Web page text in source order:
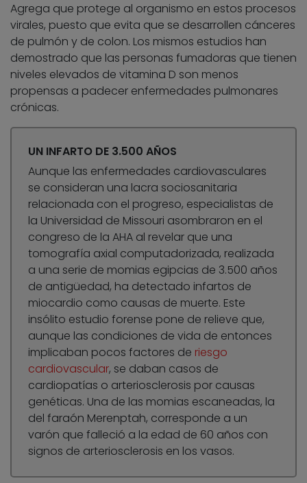
Agrega que protege al organismo en estos procesos
virales, puesto que evita que se desarrollen cánceres
de pulmón y de colon. Los mismos estudios han
demostrado que las personas fumadoras que tienen
niveles elevados de vitamina D son menos
propensas a padecer enfermedades pulmonares
crónicas.
UN INFARTO DE 3.500 AÑOS
Aunque las enfermedades cardiovasculares
se consideran una lacra sociosanitaria
relacionada con el progreso, especialistas de
la Universidad de Missouri asombraron en el
congreso de la AHA al revelar que una
tomografía axial computadorizada, realizada
a una serie de momias egipcias de 3.500 años
de antigüedad, ha detectado infartos de
miocardio como causas de muerte. Este
insólito estudio forense pone de relieve que,
aunque las condiciones de vida de entonces
implicaban pocos factores de riesgo
cardiovascular, se daban casos de
cardiopatías o arteriosclerosis por causas
genéticas. Una de las momias escaneadas, la
del faraón Merenptah, corresponde a un
varón que falleció a la edad de 60 años con
signos de arteriosclerosis en los vasos.